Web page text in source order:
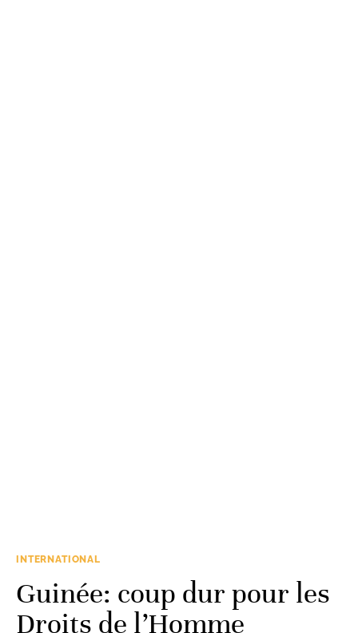
INTERNATIONAL
Guinée: coup dur pour les
Droits de l’Homme